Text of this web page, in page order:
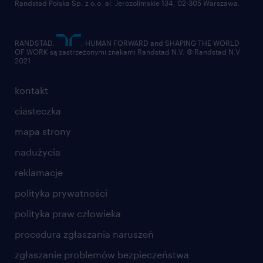
kontakt
ciasteczka
mapa strony
nadużycia
reklamacje
polityka prywatności
polityka praw człowieka
procedura zgłaszania naruszeń
zgłaszanie problemów bezpieczeństwa
Randstad Polska Sp. z o.o. al. Jerozolimskie 134, 02-305 Warszawa.
RANDSTAD,
, HUMAN FORWARD and SHAPING THE WORLD
OF WORK są zastrzeżonymi znakami Randstad N.V. © Randstad N.V
2021